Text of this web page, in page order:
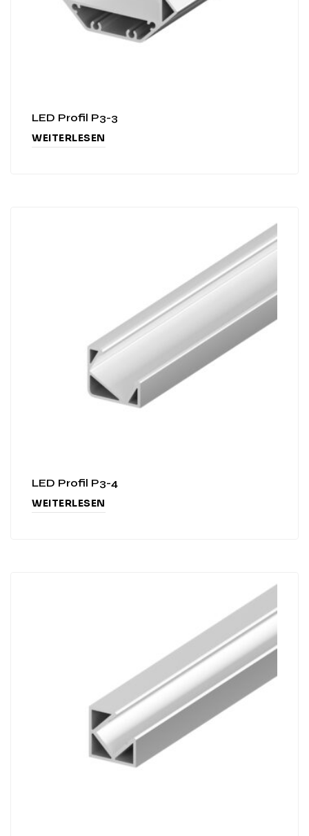
LED Profil P3-3
WEITERLESEN
LED Profil P3-4
WEITERLESEN